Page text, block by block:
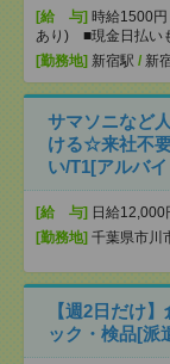
[給 与] 時給1500
あり) ■現金日払い
[勤務地] 新宿駅 / 新
サマソニなど
ける☆来社不
い/T1[アルバ
[給 与] 日給12,000
[勤務地] 千葉県市川
【週2日だけ
ック・検品[派